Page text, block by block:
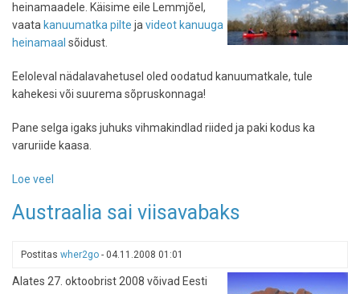
heinamaadele. Käisime eile Lemmjõel,
vaata kanuumatka pilte javideot kanuuga
heinamaal sõidust.
Eeloleval nädalavahetusel oled oodatud kanuumatkale, tule
kahekesi või suurema sõpruskonnaga!
Pane selga igaks juhuks vihmakindlad riided ja paki kodus ka
varuriide kaasa.
Loe veel
üleujutatud
Austraalia sai viisavabaks
Postitas wher2go - 04.11.2008 01:01
Alates 27. oktoobrist 2008 võivad Eesti